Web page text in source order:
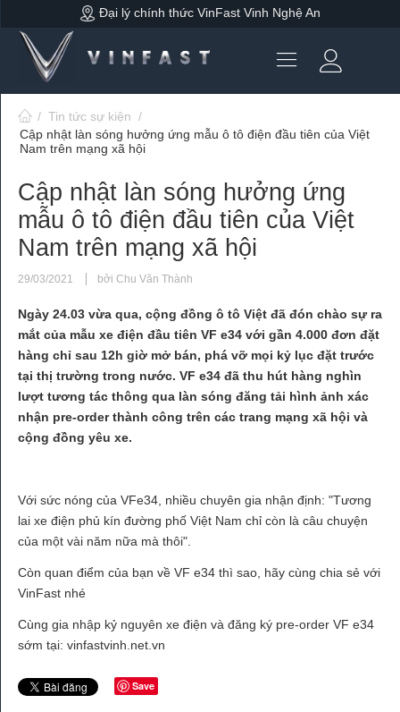
Đại lý chính thức VinFast Vinh Nghệ An
/ Tin tức sự kiện /
Cập nhật làn sóng hưởng ứng mẫu ô tô điện đầu tiên của Việt
Nam trên mạng xã hội
Cập nhật làn sóng hưởng ứng
mẫu ô tô điện đầu tiên của Việt
Nam trên mạng xã hội
29/03/2021 bởi Chu Văn Thành
Ngày 24.03 vừa qua, cộng đồng ô tô Việt đã đón chào sự ra
mắt của mẫu xe điện đầu tiên VF e34 với gần 4.000 đơn đặt
hàng chỉ sau 12h giờ mở bán, phá vỡ mọi kỷ lục đặt trước
tại thị trường trong nước. VF e34 đã thu hút hàng nghìn
lượt tương tác thông qua làn sóng đăng tải hình ảnh xác
nhận pre-order thành công trên các trang mạng xã hội và
cộng đồng yêu xe.
Với sức nóng của VFe34, nhiều chuyên gia nhận định: "Tương
lai xe điện phủ kín đường phố Việt Nam chỉ còn là câu chuyện
của một vài năm nữa mà thôi".
Còn quan điểm của bạn về VF e34 thì sao, hãy cùng chia sẻ với
VinFast nhé
Cùng gia nhập kỷ nguyên xe điện và đăng ký pre-order VF e34
sớm tại: vinfastvinh.net.vn
Save